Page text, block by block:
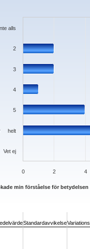
displaying categories.
min förståelse för
Vet ej
6 Instämmer helt
5
4
3
2
alls
0 2 4
Standardavvikelse